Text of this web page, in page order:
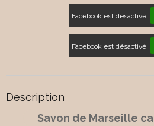
Facebook est désactivé.
Facebook est désactivé.
Description
Savon de Marseille